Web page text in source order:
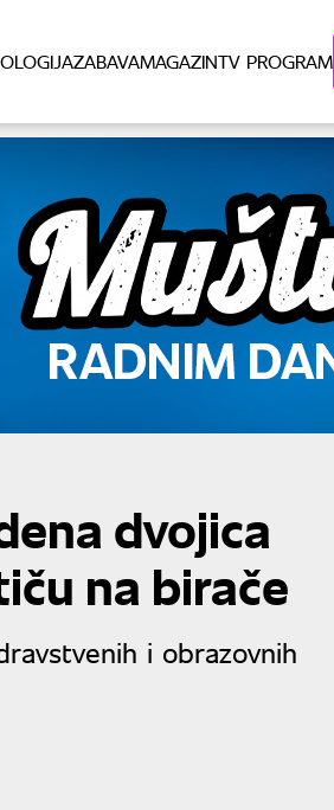
ZABAVAMAGAZINTV PROGRAM
dvojica
na birače
i obrazovnih